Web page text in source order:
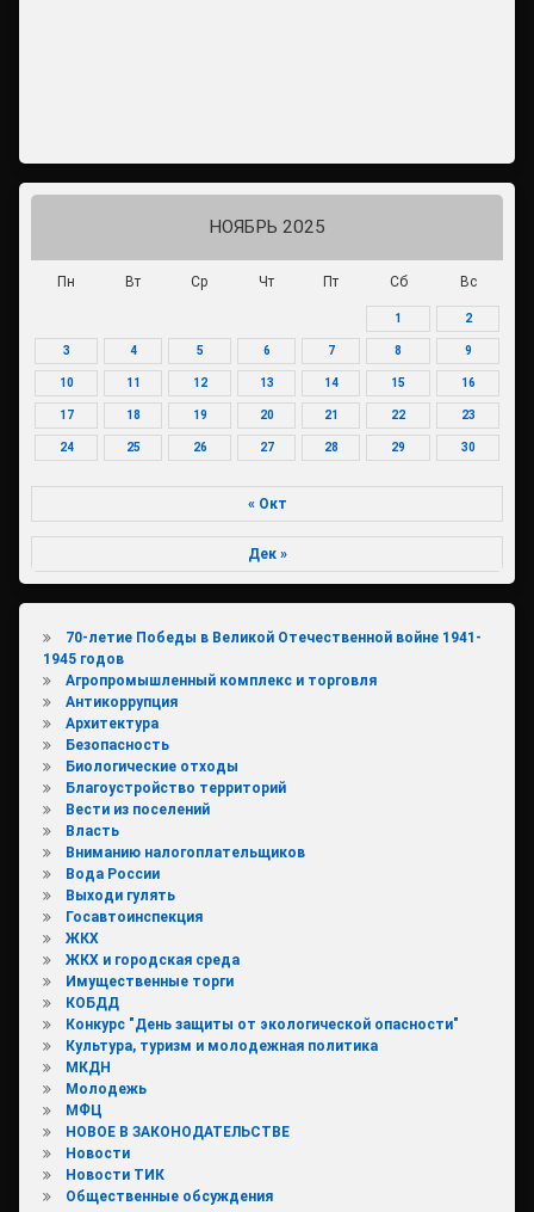
НОЯБРЬ 2025
Пн Вт Ср Чт Пт Сб Вс
1 2
3 4 5 6 7 8 9
10 11 12 13 14 15 16
17 18 19 20 21 22 23
24 25 26 27 28 29 30
« Окт
Дек »
70-летие Победы в Великой Отечественной войне 1941-
1945 годов
Агропромышленный комплекс и торговля
Антикоррупция
Архитектура
Безопасность
Биологические отходы
Благоустройство территорий
Вести из поселений
Власть
Вниманию налогоплательщиков
Вода России
Выходи гулять
Госавтоинспекция
ЖКХ
ЖКХ и городская среда
Имущественные торги
КОБДД
Конкурс "День защиты от экологической опасности"
Культура, туризм и молодежная политика
МКДН
Молодежь
МФЦ
НОВОЕ В ЗАКОНОДАТЕЛЬСТВЕ
Новости
Новости ТИК
Общественные обсуждения